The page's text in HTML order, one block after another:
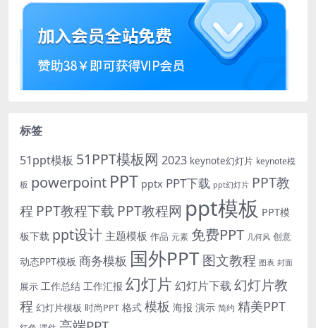
标签
51ppt模板 51PPT模板网 2023 keynote幻灯片 keynote模
板 powerpoint PPT pptx PPT下载 ppt幻灯片 PPT教
程 PPT教程下载 PPT教程网 ppt模板 PPT模
板下载 ppt设计 主题模板 作品 元素 免费PPT 几何风 创意
动态PPT模板 商务模板 国外PPT图文教程 图表 封面
展示 工作总结 工作汇报 幻灯片 幻灯片下载 幻灯片教
程 幻灯片模板 时尚PPT 格式 模板 海报 演示 简约 精美PPT